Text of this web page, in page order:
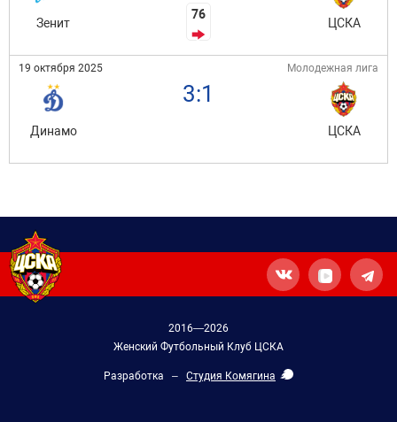
Зенит
76
ЦСКА
19 октября 2025 Молодежная лига
Динамо
3:1
ЦСКА
2016—2026
Женский Футбольный Клуб ЦСКА
Разработка – Студия Комягина